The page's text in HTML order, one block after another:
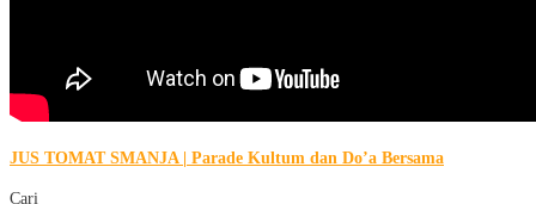
JUS TOMAT SMANJA | Parade Kultum dan Do’a Bersama
Cari